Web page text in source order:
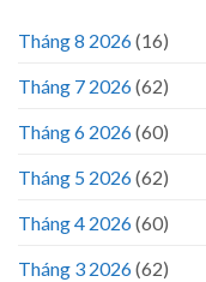
Tháng 8 2026(16)
Tháng 7 2026(62)
Tháng 6 2026(60)
Tháng 5 2026(62)
Tháng 4 2026(60)
Tháng 3 2026(62)